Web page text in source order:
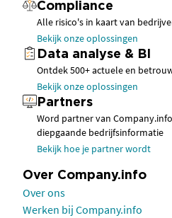
Compliance
Alle risico's in kaart van
Bekijk onze oplossingen
Data analyse & BI
Ontdek 500+ actuele en
Bekijk onze oplossingen
Partners
Word partner van
diepgaande bedrijfsinformatie
Bekijk hoe je partner wordt
Over Company.info
Over ons
Werken bij Company.info